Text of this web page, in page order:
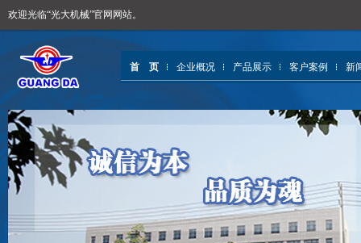
欢迎光临“光大机械”官网网站。
首 页 企业概况 产品展示 客户案例 新